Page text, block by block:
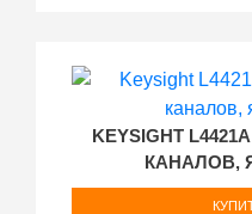
KEYSIGHT
КАНАЛОВ,